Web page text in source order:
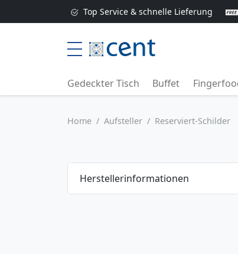
Top Service & schnelle Lieferung
Gedeckter Tisch Buffet
Home Aufsteller Reserviert-Schilder
Herstellerinformationen